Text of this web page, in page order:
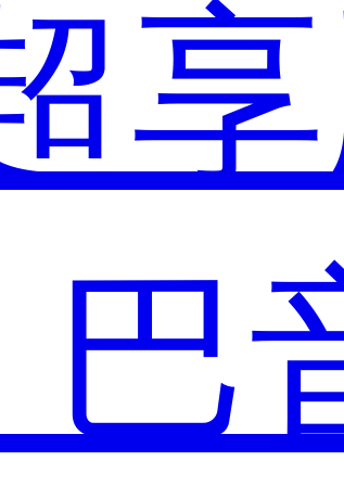
巴